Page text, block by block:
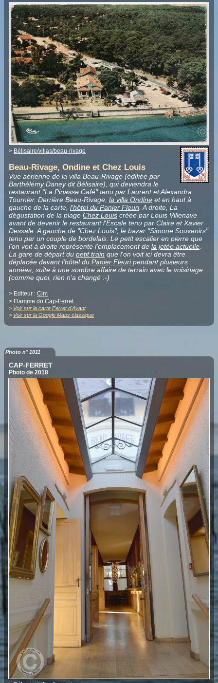
> Bélisaire/villas/beau-rivage
Beau-Rivage, Ondine et Chez Louis
Vue aérienne de la villa Beau-Rivage (édifiée par
Barthélémy Daney dit Bélisaire), qui deviendra le
restaurant "La Pinasse Café" tenu par Laurent et Alexandra
Tournier. Derrière Beau-Rivage, la villa Ondine et en haut à
gauche de la carte, l'hôtel du Panier Fleuri. A droite, La
dégustation de la plage Chez Louis créée par Louis Villenave
avant de devenir le restaurant l'Escale tenu par Claire et Xavier
Dessale. A gauche de "Chez Louis", le bazar "Simone Souvenirs"
tenu par un couple de bordelais. Le petit escalier en pierre que
l'on voit à droite représente l'emplacement de la jetée actuelle
La gare de départ du petit train que l'on voit ici devra être
déplacée devant l'hôtel du Panier Fleuripendant plusieurs
années, suite à une sombre affaire de terrain avec le voisinage
(comme quoi, rien n'a changé :-)
> Editeur : Cim
> Flamme du Cap-Ferret
> Voir sur la carte Ferret d'Avant
> Voir sur la Google Maps classique
Photo n° 1011
CAP-FERRET
Photo de 2018